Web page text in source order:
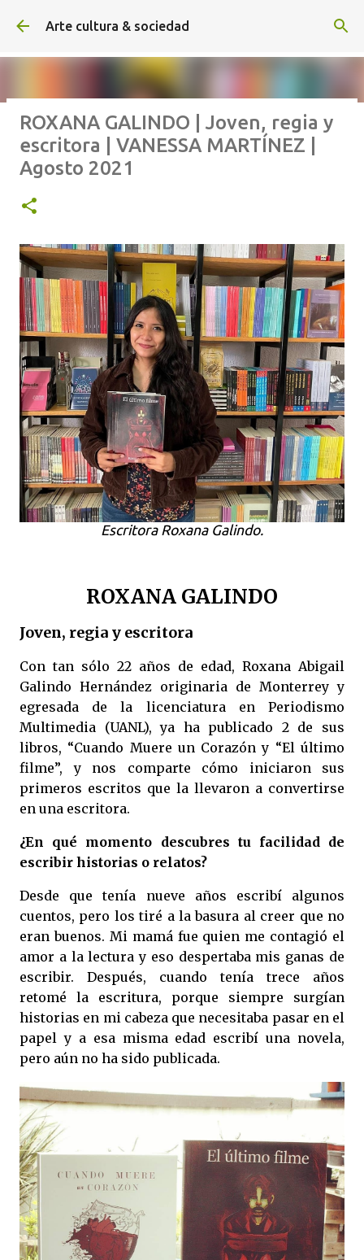
Ir al contenido principal
Arte cultura & sociedad
ALEXA DE HOYOS | El arte de
hacer cine sin excusas | ROBERTO
GARZA | Agosto 2026
ROXANA GALINDO | Joven, regia y
escritora | VANESSA MARTÍNEZ |
Agosto 2021
Escritora Roxana Galindo.
ROXANA GALINDO
Joven, regia y escritora
Con tan sólo 22 años de edad, Roxana Abigail
Galindo Hernández originaria de Monterrey y
egresada de la licenciatura en Periodismo
Multimedia (UANL), ya ha publicado 2 de sus
libros, “Cuando Muere un Corazón y “El último
filme”, y nos comparte cómo iniciaron sus
primeros escritos que la llevaron a convertirse
en una escritora.
¿En qué momento descubres tu facilidad de
escribir historias o relatos?
Desde que tenía nueve años escribí algunos
cuentos, pero los tiré a la basura al creer que no
eran buenos. Mi mamá fue quien me contagió el
amor a la lectura y eso despertaba mis ganas de
escribir. Después, cuando tenía trece años
retomé la escritura, porque siempre surgían
historias en mi cabeza que necesitaba pasar en el
papel y a esa misma edad escribí una novela,
pero aún no ha sido publicada.